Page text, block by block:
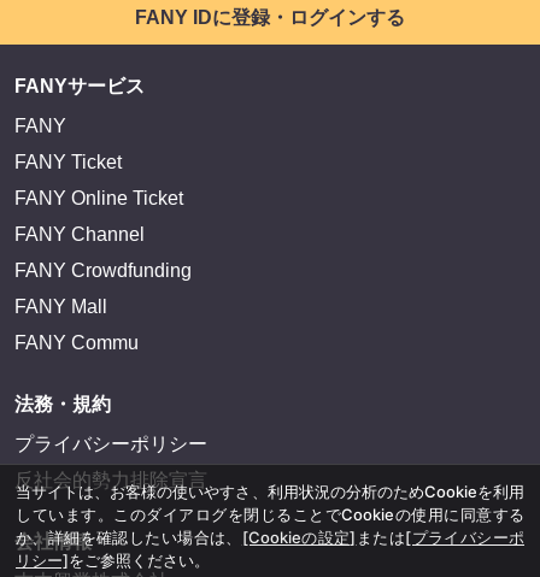
FANY IDに登録・ログインする
FANYサービス
FANY
FANY Ticket
FANY Online Ticket
FANY Channel
FANY Crowdfunding
FANY Mall
FANY Commu
法務・規約
プライバシーポリシー
反社会的勢力排除宣言
会社情報
当サイトは、お客様の使いやすさ、利用状況の分析のためCookieを利用
しています。このダイアログを閉じることでCookieの使用に同意する
か、詳細を確認したい場合は、 [Cookieの設定] または[プライバシーポ
リシー]をご参照ください。